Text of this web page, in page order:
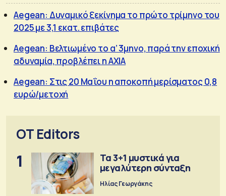
Aegean: Δυναμικό ξεκίνημα το πρώτο τρίμηνο του
2025 με 3,1 εκατ. επιβάτες
Aegean: Βελτιωμένο το α’ 3μηνο, παρά την εποχική
αδυναμία, προβλέπει η AXIA
Aegean: Στις 20 Μαΐου η αποκοπή μερίσματος 0,8
ευρώ/μετοχή
OT Editors
1
Τα 3+1 μυστικά για
μεγαλύτερη σύνταξη
Ηλίας Γεωργάκης